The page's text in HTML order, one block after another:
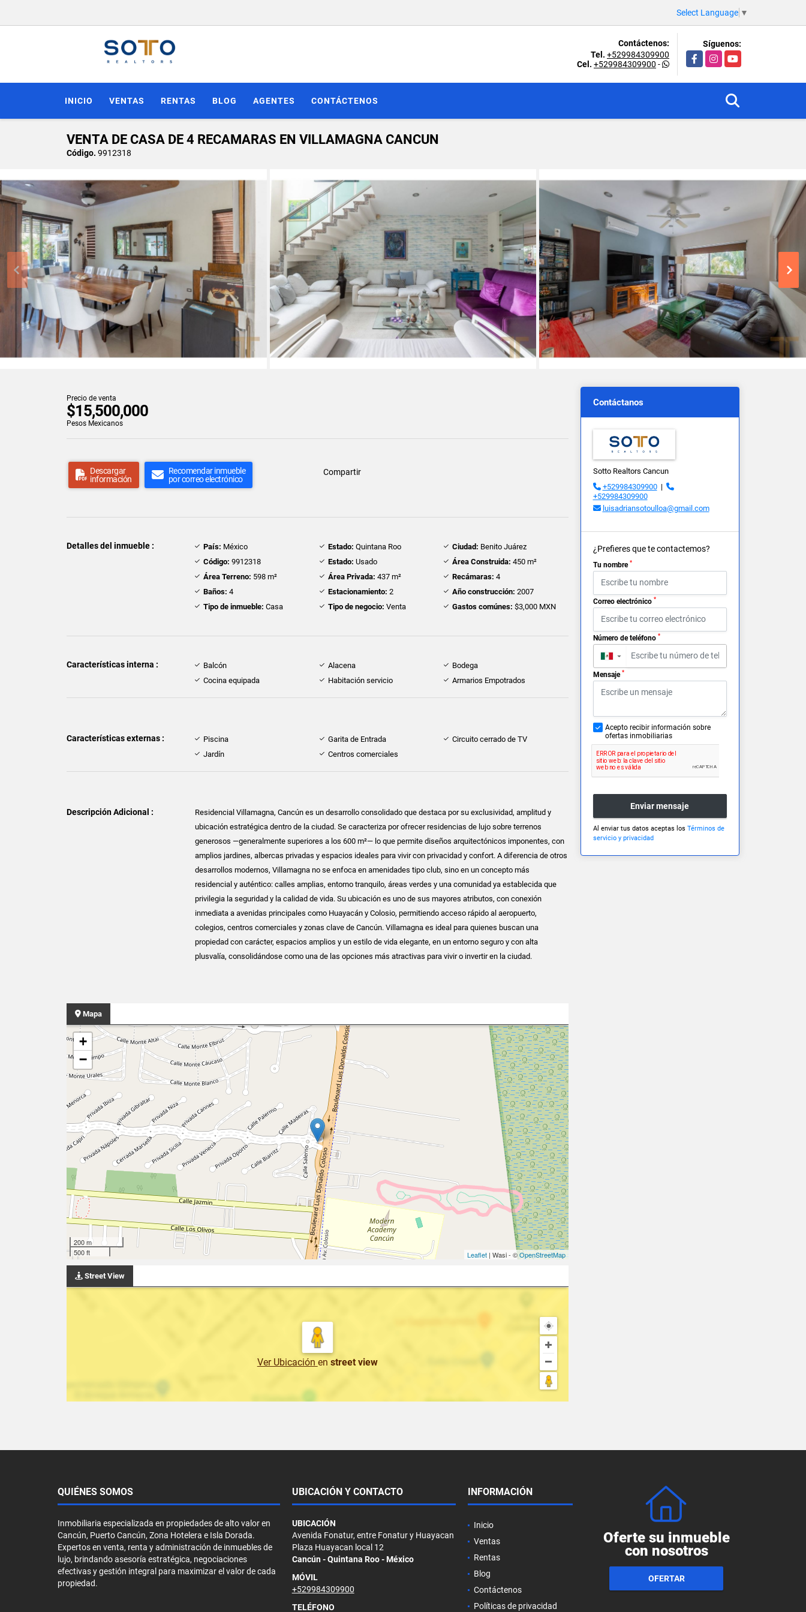
Select Language ▼
Contáctenos:
Tel. +529984309900
Cel. +529984309900 -
Síguenos:
FacebookInstagramYouTube
INICIO VENTAS RENTAS BLOG AGENTES CONTÁCTENOS
VENTA DE CASA DE 4 RECAMARAS EN VILLAMAGNA CANCUN
Código. 9912318
Precio de venta
$15,500,000
Pesos Mexicanos
Descargar
información
Recomendar inmueble
por correo electrónico
Compartir
Detalles del inmueble : País: México Estado: Quintana Roo Ciudad: Benito Juárez
Código: 9912318 Estado: Usado Área Construida: 450 m²
Área Terreno: 598 m² Área Privada: 437 m² Recámaras: 4
Baños: 4 Estacionamiento: 2 Año construcción: 2007
Tipo de inmueble: Casa Tipo de negocio: Venta Gastos comúnes: $3,000 MXN
Características interna : Balcón Alacena
Bodega
Cocina equipada
Habitación servicio Armarios Empotrados
Características externas : Piscina Garita de Entrada
Circuito cerrado de TV
Jardín
Centros comerciales
Descripción Adicional :
Residencial Villamagna, Cancún es un desarrollo consolidado que destaca por su exclusividad, amplitud y
ubicación estratégica dentro de la ciudad. Se caracteriza por ofrecer residencias de lujo sobre terrenos
generosos —generalmente superiores a los 600 m²— lo que permite diseños arquitectónicos imponentes, con
amplios jardines, albercas privadas y espacios ideales para vivir con privacidad y confort. A diferencia de otros
desarrollos modernos, Villamagna no se enfoca en amenidades tipo club, sino en un concepto más
residencial y auténtico: calles amplias, entorno tranquilo, áreas verdes y una comunidad ya establecida que
privilegia la seguridad y la calidad de vida. Su ubicación es uno de sus mayores atributos, con conexión
inmediata a avenidas principales como Huayacán y Colosio, permitiendo acceso rápido al aeropuerto,
colegios, centros comerciales y zonas clave de Cancún. Villamagna es ideal para quienes buscan una
propiedad con carácter, espacios amplios y un estilo de vida elegante, en un entorno seguro y con alta
plusvalía, consolidándose como una de las opciones más atractivas para vivir o invertir en la ciudad.
Mapa
+
−
200 m
500 ft
Leaflet| Wasi - ©OpenStreetMap
Street View
Ver Ubicación en street view
Contáctanos
Sotto Realtors Cancun
+529984309900|
+529984309900
luisadriansotoulloa@gmail.com
¿Prefieres que te contactemos?
Tu nombre *
Correo electrónico *
Número de teléfono *
▼
Mensaje *
Acepto recibir información sobre
ofertas inmobiliarias
Enviar mensaje
Al enviar tus datos aceptas los Términos de
servicio y privacidad
QUIÉNES SOMOS
Inmobiliaria especializada en propiedades de alto valor en
Cancún, Puerto Cancún, Zona Hotelera e Isla Dorada.
Expertos en venta, renta y administración de inmuebles de
lujo, brindando asesoría estratégica, negociaciones
efectivas y gestión integral para maximizar el valor de cada
propiedad.
UBICACIÓN Y CONTACTO
UBICACIÓN
Avenida Fonatur, entre Fonatur y Huayacan
Plaza Huayacan local 12
Cancún - Quintana Roo - México
MÓVIL
+529984309900
TELÉFONO
INFORMACIÓN
Inicio
Ventas
Rentas
Blog
Contáctenos
Políticas de privacidad
Oferte su inmueble
con nosotros
OFERTAR